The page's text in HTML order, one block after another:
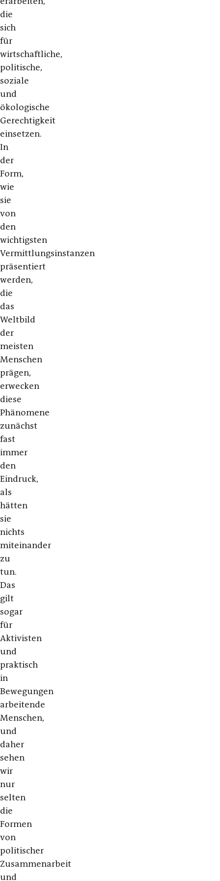
die
sich
für
wirtschaftliche,
politische,
soziale
und
ökologische
Gerechtigkeit
einsetzen.
In
der
Form,
wie
sie
von
den
wichtigsten
Vermittlungsinstanzen
präsentiert
werden,
die
das
Weltbild
der
meisten
Menschen
prägen,
erwecken
diese
Phänomene
zunächst
fast
immer
den
Eindruck,
als
hätten
sie
nichts
miteinander
zu
tun.
Das
gilt
sogar
für
Aktivisten
und
praktisch
in
Bewegungen
arbeitende
Menschen,
und
daher
sehen
wir
nur
selten
die
Formen
von
politischer
Zusammenarbeit
und